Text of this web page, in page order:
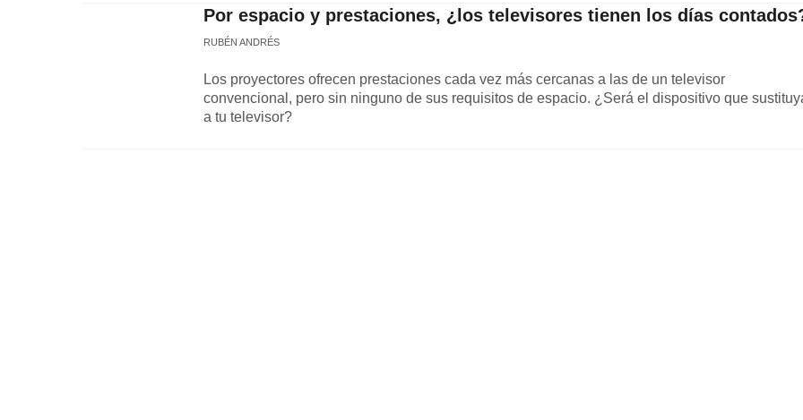
Por espacio y prestaciones, ¿los televisores tienen los días
RUBÉN ANDRÉS
Los proyectores ofrecen prestaciones cada vez más cercanas a las de un televisor
convencional, pero sin ninguno de sus requisitos de espacio. ¿Será el dispositivo que
a tu televisor?